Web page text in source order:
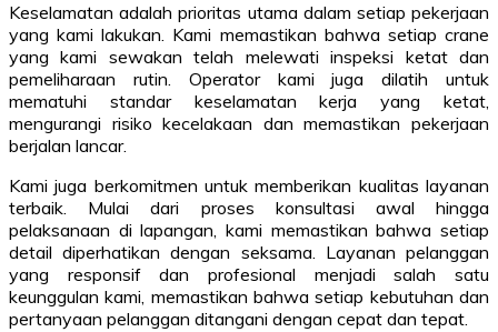
Keselamatan adalah prioritas utama dalam setiap pekerjaan
yang kami lakukan. Kami memastikan bahwa setiap crane
yang kami sewakan telah melewati inspeksi ketat dan
pemeliharaan rutin. Operator kami juga dilatih untuk
mematuhi standar keselamatan kerja yang ketat,
mengurangi risiko kecelakaan dan memastikan pekerjaan
berjalan lancar.
Kami juga berkomitmen untuk memberikan kualitas layanan
terbaik. Mulai dari proses konsultasi awal hingga
pelaksanaan di lapangan, kami memastikan bahwa setiap
detail diperhatikan dengan seksama. Layanan pelanggan
yang responsif dan profesional menjadi salah satu
keunggulan kami, memastikan bahwa setiap kebutuhan dan
pertanyaan pelanggan ditangani dengan cepat dan tepat.